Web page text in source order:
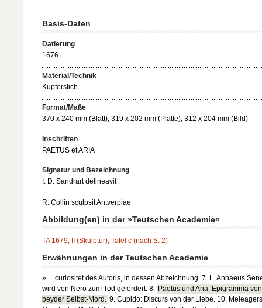
Basis-Daten
Datierung
1676
Material/Technik
Kupferstich
Format/Maße
370 x 240 mm (Blatt); 319 x 202 mm (Platte); 312 x 204 mm (Bild)
Inschriften
PAETUS et ARIA
Signatur und Bezeichnung
I. D. Sandrart delineavit
R. Collin sculpsit Antverpiae
Abbildung(en) in der »Teutschen Academie«
TA 1679, II (Skulptur), Tafel c (nach S. 2)
Erwähnungen in der Teutschen Academie
»… curiositet des Autoris, in dessen Abzeichnung. 7. L. Annaeus
wird von Nero zum Tod gefördert. 8. Paetus und Aria: Epigramma
beyder Selbst-Mord. 9. Cupido: Discurs von der Liebe. 10.